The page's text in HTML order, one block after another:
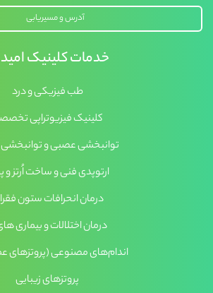
آدرس و مسیریابی
خدمات کلینیک امید
طب فیزیکی و درد
کلینیک فیزیوتراپی
توانبخشی عصبی و
ارتوپدی فنی و ساخت اُرتز و
درمان انحرافات ستون
درمان اختلالات و بیماری
اندام‌های مصنوعی (پروتزهای
پروتزهای زیبایی